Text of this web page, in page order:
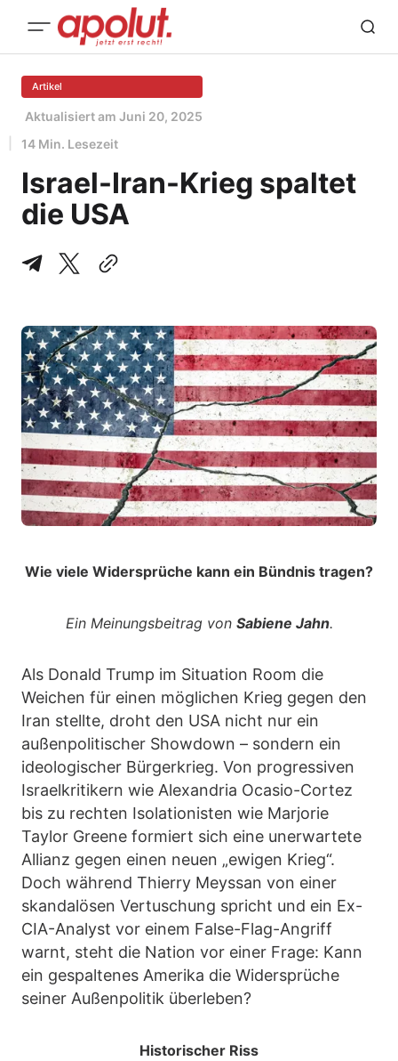
Artikel
Aktualisiert am Juni 20, 2025
14 Min. Lesezeit
Israel-Iran-Krieg spaltet
die USA
Wie viele Widersprüche kann ein Bündnis tragen?
Ein Meinungsbeitrag von Sabiene Jahn.
Als Donald Trump im Situation Room die
Weichen für einen möglichen Krieg gegen den
Iran stellte, droht den USA nicht nur ein
außenpolitischer Showdown – sondern ein
ideologischer Bürgerkrieg. Von progressiven
Israelkritikern wie Alexandria Ocasio-Cortez
bis zu rechten Isolationisten wie Marjorie
Taylor Greene formiert sich eine unerwartete
Allianz gegen einen neuen „ewigen Krieg“.
Doch während Thierry Meyssan von einer
skandalösen Vertuschung spricht und ein Ex-
CIA-Analyst vor einem False-Flag-Angriff
warnt, steht die Nation vor einer Frage: Kann
ein gespaltenes Amerika die Widersprüche
seiner Außenpolitik überleben?
Historischer Riss